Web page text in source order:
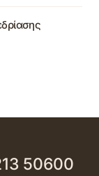
50600